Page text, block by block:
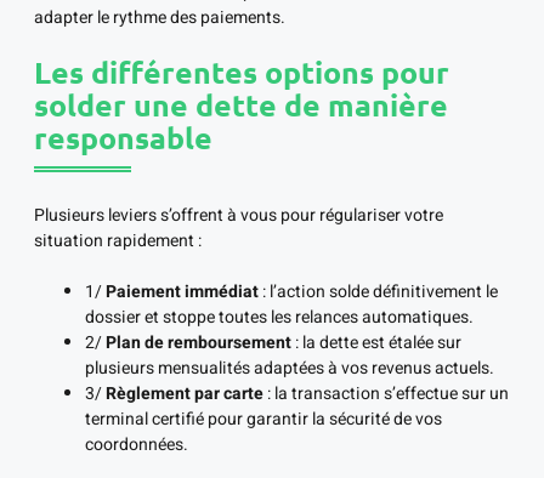
adapter le rythme des paiements.
Les différentes options pour
solder une dette de manière
responsable
Plusieurs leviers s’offrent à vous pour régulariser votre
situation rapidement :
1/Paiement immédiat: l’action solde définitivement le
dossier et stoppe toutes les relances automatiques.
2/Plan de remboursement: la dette est étalée sur
plusieurs mensualités adaptées à vos revenus actuels.
3/Règlement par carte: la transaction s’effectue sur un
terminal certifié pour garantir la sécurité de vos
coordonnées.